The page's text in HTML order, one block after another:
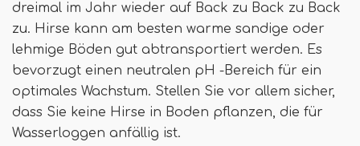
dreimal im Jahr wieder auf Back zu Back zu Back
zu. Hirse kann am besten warme sandige oder
lehmige Böden gut abtransportiert werden. Es
bevorzugt einen neutralen pH -Bereich für ein
optimales Wachstum. Stellen Sie vor allem sicher,
dass Sie keine Hirse in Boden pflanzen, die für
Wasserloggen anfällig ist.